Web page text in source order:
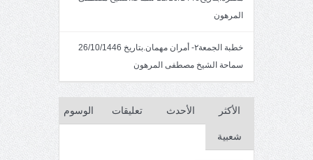
المرهون
خطبة الجمعة٢- أمران مهمان.بتاريخ 26/10/1446
سماحة الشيخ مصطفى المرهون
الأكثر
شعبية
الأحدث تعليقات الوسوم